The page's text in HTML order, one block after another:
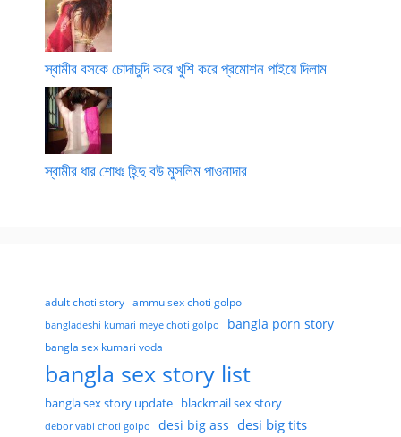
স্বামীর বসকে চোদাচুদি করে খুশি করে প্রমোশন পাইয়ে দিলাম
স্বামীর ধার শোধঃ হিন্দু বউ মুসলিম পাওনাদার
adult choti story ammu sex choti golpo
bangladeshi kumari meye choti golpo bangla porn story
bangla sex kumari voda
bangla sex story list
bangla sex story update blackmail sex story
debor vabi choti golpo desi big ass desi big tits